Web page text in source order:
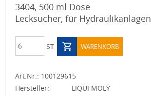
3404, 500 ml Dose
Lecksucher, für Hydraulikanlagen
ST WARENKORB
Art.Nr.: 100129615
Hersteller:
LIQUI MOLY